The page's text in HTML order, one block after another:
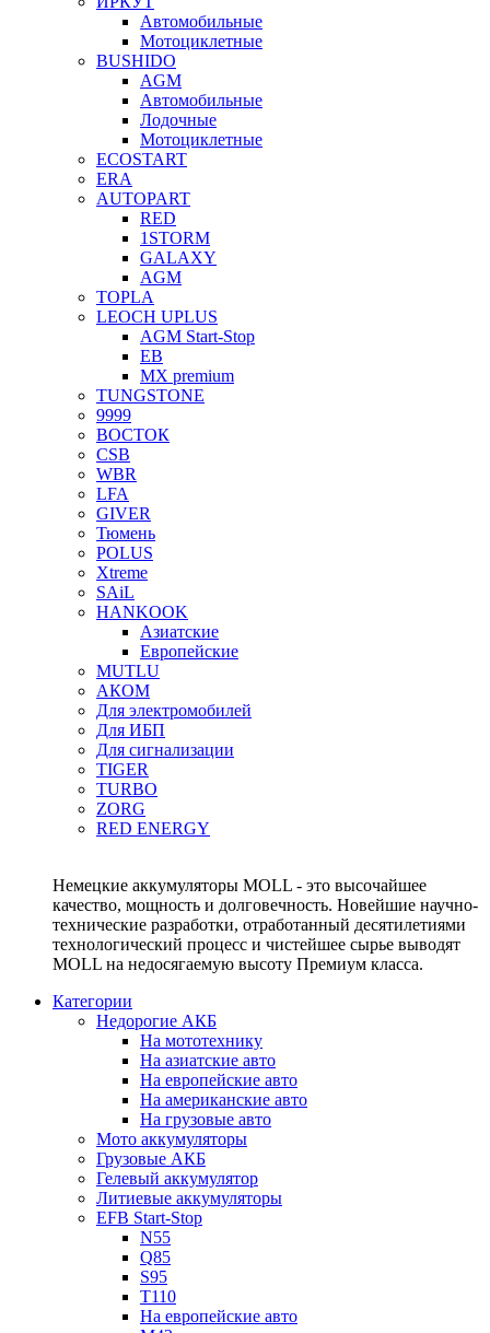
Автомобильные
Мотоциклетные
BUSHIDO
AGM
Автомобильные
Лодочные
Мотоциклетные
ECOSTART
ERA
AUTOPART
RED
1STORM
GALAXY
AGM
TOPLA
LEOCH UPLUS
AGM Start-Stop
EB
MX premium
TUNGSTONE
9999
ВОСТОК
CSB
WBR
LFA
GIVER
Тюмень
POLUS
Xtreme
SAiL
HANKOOK
Азиатские
Европейские
MUTLU
АКОМ
Для электромобилей
Для ИБП
Для сигнализации
TIGER
TURBO
ZORG
RED ENERGY
Немецкие аккумуляторы MOLL - это высочайшее
качество, мощность и долговечность. Новейшие научно-
технические разработки, отработанный десятилетиями
технологический процесс и чистейшее сырье выводят
MOLL на недосягаемую высоту Премиум класса.
Категории
Недорогие АКБ
На мототехнику
На азиатские авто
На европейские авто
На американские авто
На грузовые авто
Мото аккумуляторы
Грузовые АКБ
Гелевый аккумулятор
Литиевые аккумуляторы
EFB Start-Stop
N55
Q85
S95
T110
На европейские авто